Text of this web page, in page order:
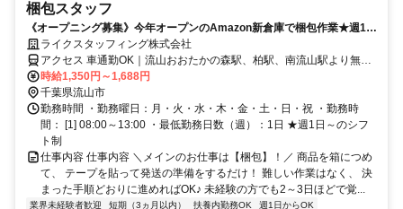
梱包スタッフ
《オープニング募集》今年オープンのAmazon新倉庫で梱包作業★週1日
＆5時間のみのゆるシフト♪日払い◎
ライクスタッフィング株式会社
アクセス 車通勤OK｜流山おおたかの森駅、柏駅、南流山駅より無料
送迎バスあり
時給1,350円～1,688円
千葉県流山市
勤務時間 ・勤務曜日：月・火・水・木・金・土・日・祝 ・勤務時
間： [1] 08:00～13:00 ・最低勤務日数（週）：1日 ★週1日～のシフ
ト制
仕事内容 仕事内容 ＼メインのお仕事は【梱包】！／ 商品を箱につめ
て、 テープを貼って発送の準備をするだけ！ 難しい作業はなく、 決
まった手順どおりに進めればOK♪ 未経験の方でも2～3日ほどで覚...
業界未経験者歓迎 短期（3ヵ月以内） 扶養内勤務OK
週1日からOK